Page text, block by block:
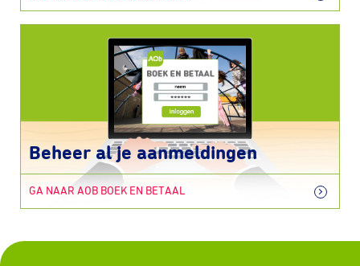
Beheer al je aanmeldingen
GA NAAR AOB BOEK EN BETAAL